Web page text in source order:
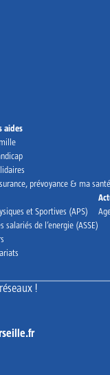
aides
prévoyance & ma santé
et Sportives (APS)
salariés de l’energie (ASSE)
!
Vonsulter